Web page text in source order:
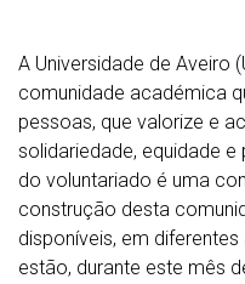
A Universidade de Aveiro
comunidade académica
pessoas, que valorize e
solidariedade, equidade
do voluntariado é uma
construção desta
disponíveis, em
estão, durante este mês